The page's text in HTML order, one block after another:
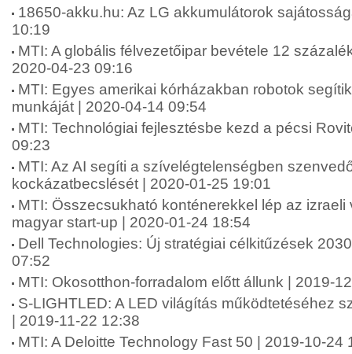
18650-akku.hu: Az LG akkumulátorok
10:19
MTI: A globális félvezetőipar bevétele 12
2020-04-23 09:16
MTI: Egyes amerikai kórházakban robotok
munkáját | 2020-04-14 09:54
MTI: Technológiai fejlesztésbe kezd a pécsi
09:23
MTI: Az AI segíti a szívelégtelenségben
kockázatbecslését | 2020-01-25 19:01
MTI: Összecsukható konténerekkel lép az izraeli
magyar start-up | 2020-01-24 18:54
Dell Technologies: Új stratégiai célkitűzések
07:52
MTI: Okosotthon-forradalom előtt állunk | 2019-
S-LIGHTLED: A LED világítás működtetéséhez
| 2019-11-22 12:38
MTI: A Deloitte Technology Fast 50 | 2019-10-24